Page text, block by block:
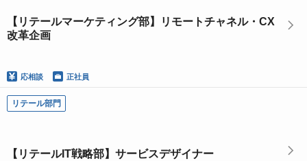
【リテールマーケティング部】リモートチャネル・CX
改革企画
応相談 正社員
リテール部門
【リテールIT戦略部】サービスデザイナー